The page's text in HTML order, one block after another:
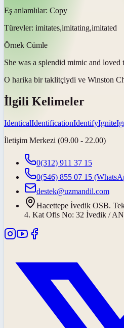
Eş anlamlılar: Copy
Türevler: imitates,imitating,imitated
Örnek Cümle
She was a splendid mimic and loved
O harika bir taklitçiydi ve Winston
İlgili Kelimeler
IdenticalIdentificationIdentifyIgnite
İletişim Merkezi (09.00 - 22.00)
0(312) 911 37 15
0(546) 855 07 15
destek@uzmandil.com
Hacettepe İvedik OSB.
4. Kat Ofis No: 32 İvedik /